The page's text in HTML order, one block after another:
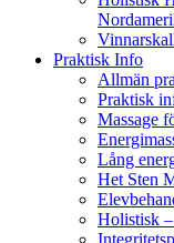
Praktisk Info
Allmän
Praktisk
Massage
Lång
Het Sten
Holistisk